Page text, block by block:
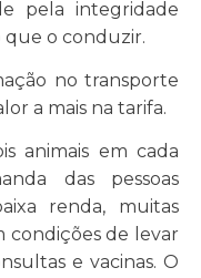
pela integridade
que o conduzir.
no transporte
a mais na tarifa.
animais em cada
das pessoas
renda, muitas
condições de levar
e vacinas. O